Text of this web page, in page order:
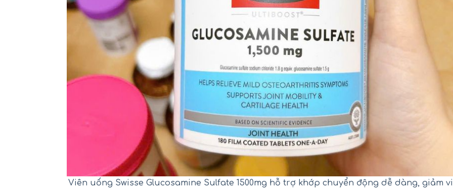
Viên uống Swisse Glucosamine Sulfate 1500mg hỗ trợ khớp chuyển động dễ dàng, giảm